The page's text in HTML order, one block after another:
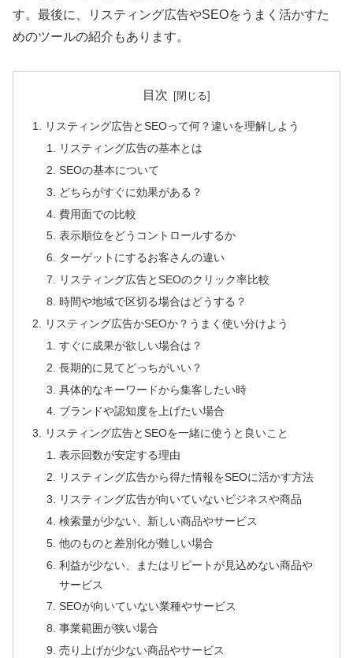
す。最後に、リスティング広告やSEOをうまく活かすた
めのツールの紹介もあります。
目次
リスティング広告とSEOって何？違いを理解しよう
リスティング広告の基本とは
SEOの基本について
どちらがすぐに効果がある？
費用面での比較
表示順位をどうコントロールするか
ターゲットにするお客さんの違い
リスティング広告とSEOのクリック率比較
時間や地域で区切る場合はどうする？
リスティング広告かSEOか？うまく使い分けよう
すぐに成果が欲しい場合は？
長期的に見てどっちがいい？
具体的なキーワードから集客したい時
ブランドや認知度を上げたい場合
リスティング広告とSEOを一緒に使うと良いこと
表示回数が安定する理由
リスティング広告から得た情報をSEOに活かす方法
リスティング広告が向いていないビジネスや商品
検索量が少ない、新しい商品やサービス
他のものと差別化が難しい場合
利益が少ない、またはリピートが見込めない商品や
サービス
SEOが向いていない業種やサービス
事業範囲が狭い場合
売り上げが少ない商品やサービス